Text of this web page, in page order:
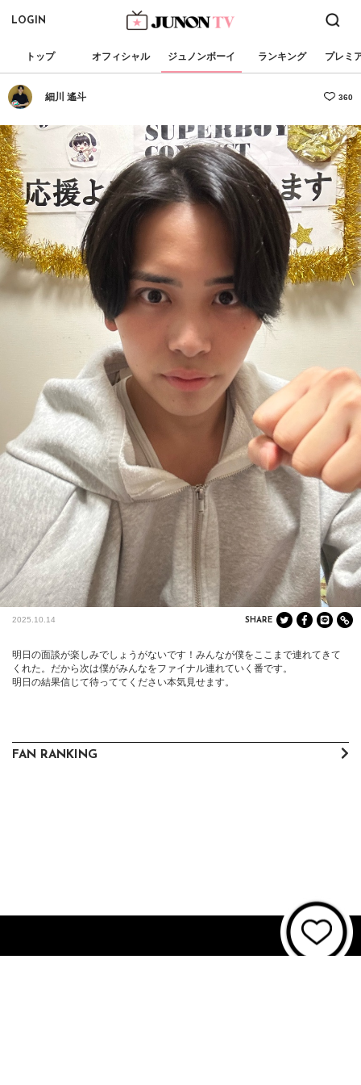
LOGIN
トップ オフィシャル ジュノンボーイ ランキング プレミ
細川 遙斗 360
2025.10.14 SHARE
明日の面談が楽しみでしょうがないです！みんなが僕をここまで連れてきて
くれた。だから次は僕がみんなをファイナル連れていく番です。
明日の結果信じて待っててください本気見せます。
FAN RANKING
About JUNON TV お問い合わせ FAQ 利用規約
個人情報保護方針